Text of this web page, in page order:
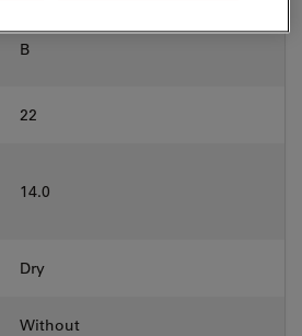
B
22
14.0
Dry
Without